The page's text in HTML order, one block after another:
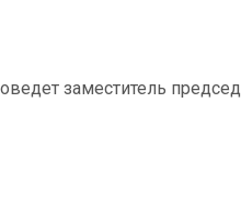
заместитель